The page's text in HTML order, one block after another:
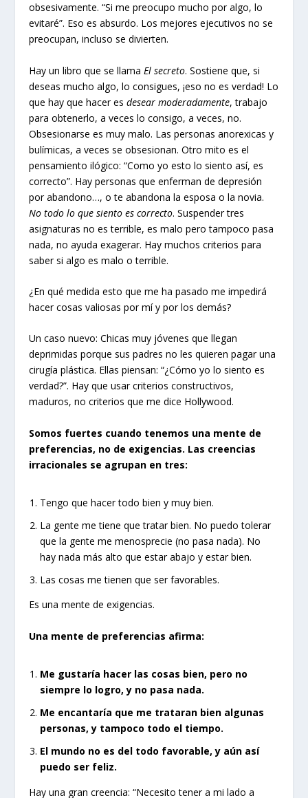
obsesivamente. “Si me preocupo mucho por algo, lo
evitaré”. Eso es absurdo. Los mejores ejecutivos no se
preocupan, incluso se divierten.
Hay un libro que se llama El secreto. Sostiene que, si
deseas mucho algo, lo consigues, ¡eso no es verdad! Lo
que hay que hacer esdesear moderadamente, trabajo
para obtenerlo, a veces lo consigo, a veces, no.
Obsesionarse es muy malo. Las personas anorexicas y
bulímicas, a veces se obsesionan. Otro mito es el
pensamiento ilógico: “Como yo esto lo siento así, es
correcto”. Hay personas que enferman de depresión
por abandono…, o te abandona la esposa o la novia.
No todo lo que siento es correcto. Suspender tres
asignaturas no es terrible, es malo pero tampoco pasa
nada, no ayuda exagerar. Hay muchos criterios para
saber si algo es malo o terrible.
¿En qué medida esto que me ha pasado me impedirá
hacer cosas valiosas por mí y por los demás?
Un caso nuevo: Chicas muy jóvenes que llegan
deprimidas porque sus padres no les quieren pagar una
cirugía plástica. Ellas piensan: “¿Cómo yo lo siento es
verdad?”. Hay que usar criterios constructivos,
maduros, no criterios que me dice Hollywood.
Somos fuertes cuando tenemos una mente de
preferencias, no de exigencias. Las creencias
irracionales se agrupan en tres:
Tengo que hacer todo bien y muy bien.
La gente me tiene que tratar bien. No puedo tolerar
que la gente me menosprecie (no pasa nada). No
hay nada más alto que estar abajo y estar bien.
Las cosas me tienen que ser favorables.
Es una mente de exigencias.
Una mente de preferencias afirma:
Me gustaría hacer las cosas bien, pero no
siempre lo logro, y no pasa nada.
Me encantaría que me trataran bien algunas
personas, y tampoco todo el tiempo.
El mundo no es del todo favorable, y aún así
puedo ser feliz.
Hay una gran creencia: “Necesito tener a mi lado a